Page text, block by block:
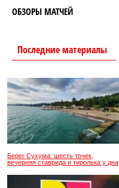
ОБЗОРЫ МАТЧЕЙ
Последние материалы
Берег Сухума: шесть точек,
вечерняя ставрида и тиролька у дна